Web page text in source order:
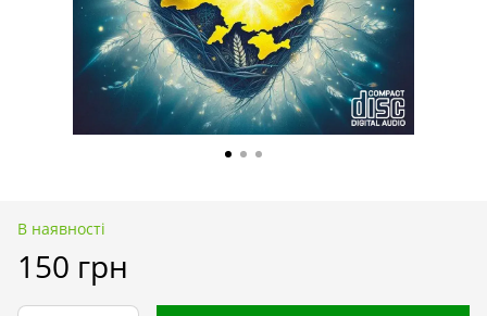
В наявності
150 грн